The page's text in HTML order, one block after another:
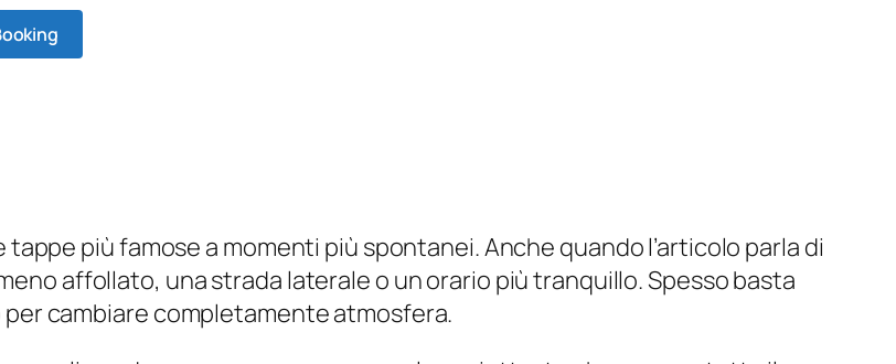
più famose a momenti più spontanei. Anche quando l’articolo parla di
affollato, una strada laterale o un orario più tranquillo. Spesso basta
cambiare completamente atmosfera.